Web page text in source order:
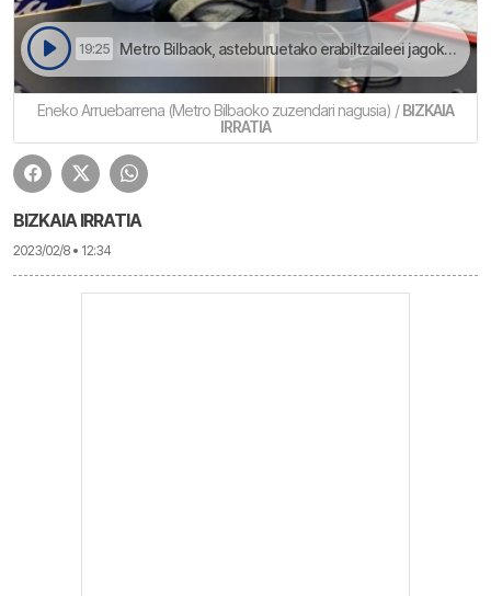
19:25 Metro Bilbaok, asteburuetako erabiltzaileei jagokenean, 2019ko zifrak gainditu dauz | Goizeko Izarretan
Eneko Arruebarrena (Metro Bilbaoko zuzendari nagusia) /BIZKAIA
IRRATIA
BIZKAIA IRRATIA
2023/02/8 • 12:34